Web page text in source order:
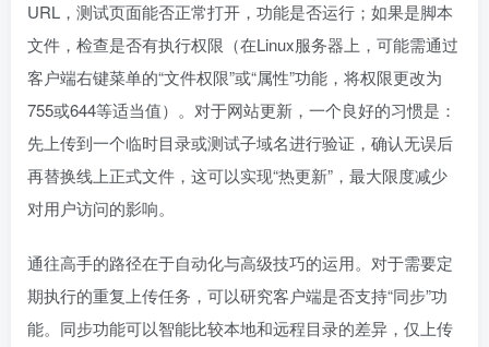
URL，测试页面能否正常打开，功能是否运行；如果是脚本
文件，检查是否有执行权限（在Linux服务器上，可能需通过
客户端右键菜单的“文件权限”或“属性”功能，将权限更改为
755或644等适当值）。对于网站更新，一个良好的习惯是：
先上传到一个临时目录或测试子域名进行验证，确认无误后
再替换线上正式文件，这可以实现“热更新”，最大限度减少
对用户访问的影响。
通往高手的路径在于自动化与高级技巧的运用。对于需要定
期执行的重复上传任务，可以研究客户端是否支持“同步”功
能。同步功能可以智能比较本地和远程目录的差异，仅上传